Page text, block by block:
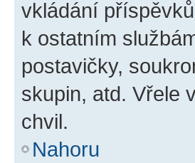
vkládání
k ostatním
postavičky,
skupin, atd. Vřele
chvil.
Nahoru